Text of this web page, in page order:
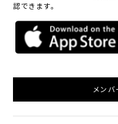
認できます。
メン